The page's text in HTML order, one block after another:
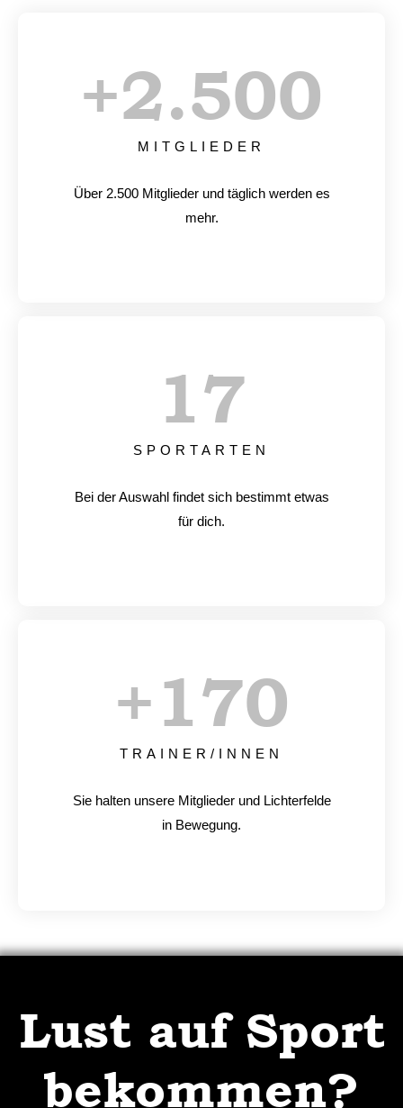
MITGLIEDER
+2.500
Über 2.500 Mitglieder und täglich werden es
mehr.
SPORTARTEN
17
Bei der Auswahl findet sich bestimmt etwas
für dich.
TRAINER/INNEN
+170
Sie halten unsere Mitglieder und Lichterfelde
in Bewegung.
Lust auf Sport
bekommen?